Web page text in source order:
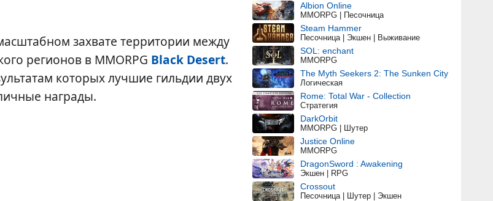
захвате территории между
регионов в MMORPG Black Desert.
которых лучшие гильдии двух
награды.
Albion Online
MMORPG | Песочница
Steam Hammer
Песочница | Экшен | Выживание
SOL: enchant
MMORPG
The Myth Seekers 2: The Sunken City
Логическая
Rome: Total War - Collection
Стратегия
DarkOrbit
MMORPG | Шутер
Justice Online
MMORPG
DragonSword : Awakening
Экшен | RPG
Crossout
Песочница | Шутер | Экшен